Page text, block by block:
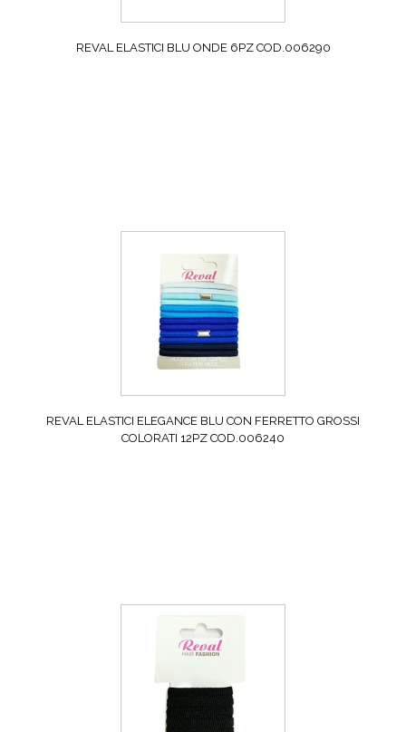
REVAL ELASTICI BLU ONDE 6PZ COD.006290
REVAL ELASTICI ELEGANCE BLU CON FERRETTO GROSSI
COLORATI 12PZ COD.006240